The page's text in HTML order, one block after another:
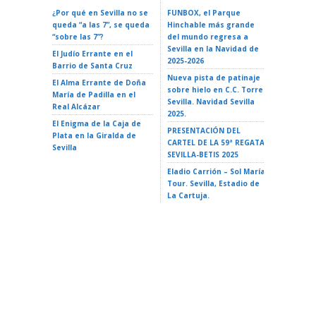
¿Por qué en Sevilla no se
queda “a las 7”, se queda
“sobre las 7”?
El Judío Errante en el
Barrio de Santa Cruz
El Alma Errante de Doña
María de Padilla en el
Real Alcázar
El Enigma de la Caja de
Plata en la Giralda de
Sevilla
FUNBOX, el Parque
Hinchable más grande
del mundo regresa a
Sevilla en la Navidad de
2025-2026
Nueva pista de patinaje
sobre hielo en C.C. Torre
Sevilla. Navidad Sevilla
2025.
PRESENTACIÓN DEL
CARTEL DE LA 59ª REGATA
SEVILLA-BETIS 2025
Eladio Carrión – Sol María
Tour. Sevilla, Estadio de
La Cartuja.